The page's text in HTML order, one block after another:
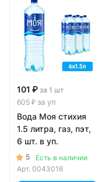
101 ₽ за 1 шт
605 ₽ за уп
Вода Моя стихия
1.5 литра, газ, пэт,
6 шт. в уп.
5
Есть в наличии
Арт. 0043016